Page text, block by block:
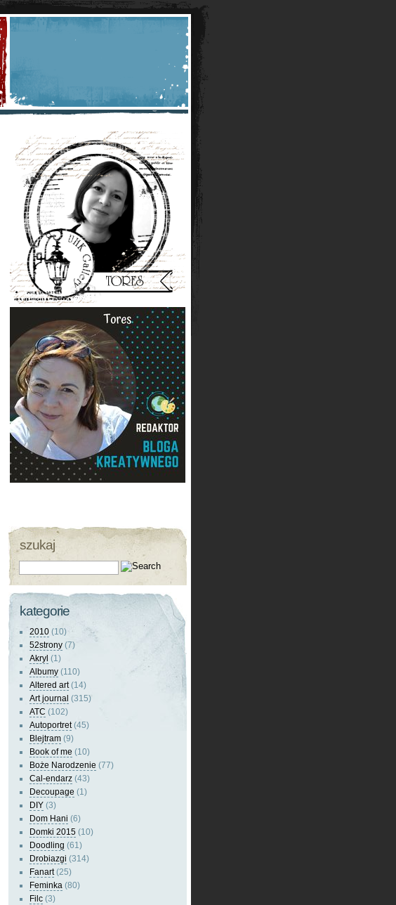
szukaj
kategorie
2010 (10)
52strony (7)
Akryl (1)
Albumy (110)
Altered art(14)
Art journal (315)
ATC (102)
Autoportret(45)
Blejtram (9)
Book of me (10)
Boże Narodzenie (77)
Cal-endarz (43)
Decoupage (1)
DIY (3)
Dom Hani (6)
Domki 2015 (10)
Doodling (61)
Drobiazgi (314)
Fanart(25)
Feminka (80)
Filc (3)